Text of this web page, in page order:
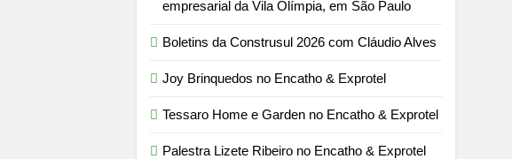
empresarial da Vila Olímpia, em São Paulo
Boletins da Construsul 2026 com Cláudio Alves
Joy Brinquedos no Encatho & Exprotel
Tessaro Home e Garden no Encatho & Exprotel
Palestra Lizete Ribeiro no Encatho & Exprotel